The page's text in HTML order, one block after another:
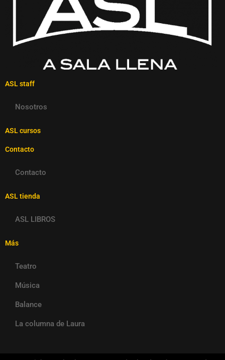
ASL staff
Nosotros
ASL cursos
Contacto
Contacto
ASL tienda
ASL LIBROS
Más
Teatro
Música
Balance
La columna de Laura